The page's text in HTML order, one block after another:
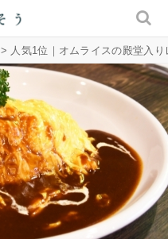
> 人気1位｜オムライスの殿堂入